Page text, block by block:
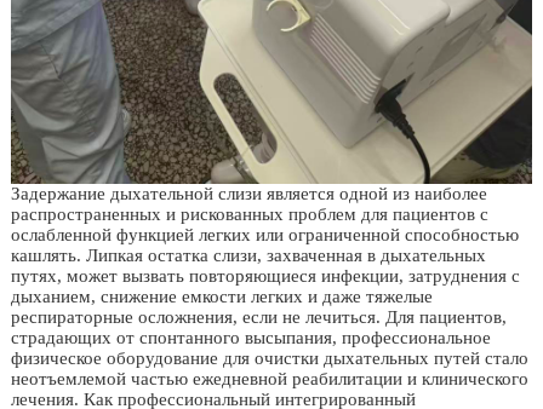
Задержание дыхательной слизи является одной из наиболее
распространенных и рискованных проблем для пациентов с
ослабленной функцией легких или ограниченной способностью
кашлять. Липкая остатка слизи, захваченная в дыхательных
путях, может вызвать повторяющиеся инфекции, затруднения с
дыханием, снижение емкости легких и даже тяжелые
респираторные осложнения, если не лечиться. Для пациентов,
страдающих от спонтанного высыпания, профессиональное
физическое оборудование для очистки дыхательных путей стало
неотъемлемой частью ежедневной реабилитации и клинического
лечения. Как профессиональный интегрированный